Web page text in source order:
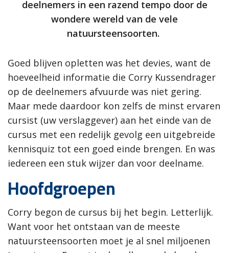
deelnemers in een razend tempo door de
wondere wereld van de vele
natuursteensoorten.
Goed blijven opletten was het devies, want de
hoeveelheid informatie die Corry Kussendrager
op de deelnemers afvuurde was niet gering.
Maar mede daardoor kon zelfs de minst ervaren
cursist (uw verslaggever) aan het einde van de
cursus met een redelijk gevolg een uitgebreide
kennisquiz tot een goed einde brengen. En was
iedereen een stuk wijzer dan voor deelname.
Hoofdgroepen
Corry begon de cursus bij het begin. Letterlijk.
Want voor het ontstaan van de meeste
natuursteensoorten moet je al snel miljoenen